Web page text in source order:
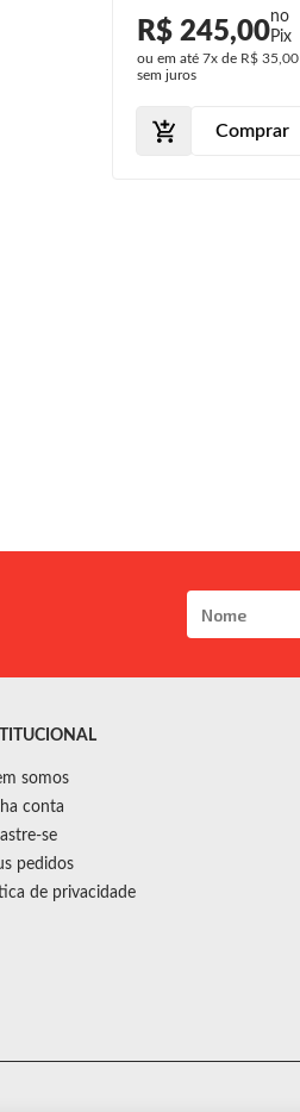
2009 2010
Cromado
R$ 245,00
ou em até 7x de R$ 35,00
sem juros
Comprar
somos
conta
se
pedidos
de privacidade